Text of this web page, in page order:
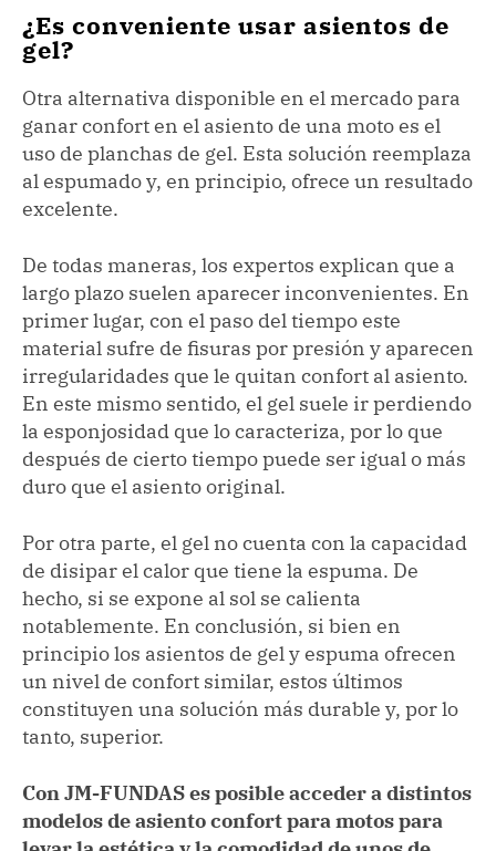
¿Es conveniente usar asientos de
gel?
Otra alternativa disponible en el mercado para
ganar confort en el asiento de una moto es el
uso de planchas de gel. Esta solución reemplaza
al espumado y, en principio, ofrece un resultado
excelente.
De todas maneras, los expertos explican que a
largo plazo suelen aparecer inconvenientes. En
primer lugar, con el paso del tiempo este
material sufre de fisuras por presión y aparecen
irregularidades que le quitan confort al asiento.
En este mismo sentido, el gel suele ir perdiendo
la esponjosidad que lo caracteriza, por lo que
después de cierto tiempo puede ser igual o más
duro que el asiento original.
Por otra parte, el gel no cuenta con la capacidad
de disipar el calor que tiene la espuma. De
hecho, si se expone al sol se calienta
notablemente. En conclusión, si bien en
principio los asientos de gel y espuma ofrecen
un nivel de confort similar, estos últimos
constituyen una solución más durable y, por lo
tanto, superior.
Con JM-FUNDAS es posible acceder a distintos
modelos de asiento confort para motos para